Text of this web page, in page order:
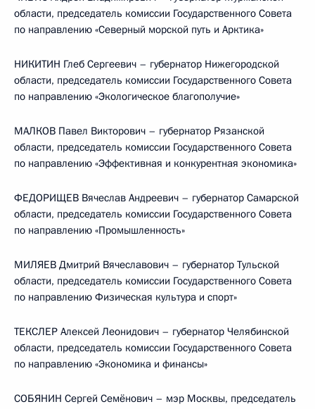
области, председатель комиссии Государственного Совета
по направлению «Северный морской путь и Арктика»
НИКИТИН Глеб Сергеевич – губернатор Нижегородской
области, председатель комиссии Государственного Совета
по направлению «Экологическое благополучие»
МАЛКОВ Павел Викторович – губернатор Рязанской
области, председатель комиссии Государственного Совета
по направлению «Эффективная и конкурентная экономика»
ФЕДОРИЩЕВ Вячеслав Андреевич – губернатор Самарской
области, председатель комиссии Государственного Совета
по направлению «Промышленность»
МИЛЯЕВ Дмитрий Вячеславович – губернатор Тульской
области, председатель комиссии Государственного Совета
по направлению Физическая культура и спорт»
ТЕКСЛЕР Алексей Леонидович – губернатор Челябинской
области, председатель комиссии Государственного Совета
по направлению «Экономика и финансы»
СОБЯНИН Сергей Семёнович – мэр Москвы, председатель